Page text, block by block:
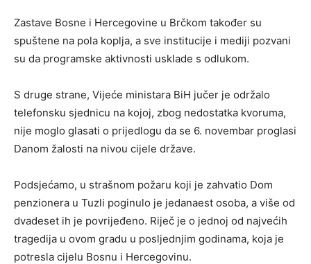
Zastave Bosne i Hercegovine u Brčkom također su
spuštene na pola koplja, a sve institucije i mediji pozvani
su da programske aktivnosti usklade s odlukom.
S druge strane, Vijeće ministara BiH jučer je održalo
telefonsku sjednicu na kojoj, zbog nedostatka kvoruma,
nije moglo glasati o prijedlogu da se 6. novembar proglasi
Danom žalosti na nivou cijele države.
Podsjećamo, u strašnom požaru koji je zahvatio Dom
penzionera u Tuzli poginulo je jedanaest osoba, a više od
dvadeset ih je povrijeđeno. Riječ je o jednoj od najvećih
tragedija u ovom gradu u posljednjim godinama, koja je
potresla cijelu Bosnu i Hercegovinu.